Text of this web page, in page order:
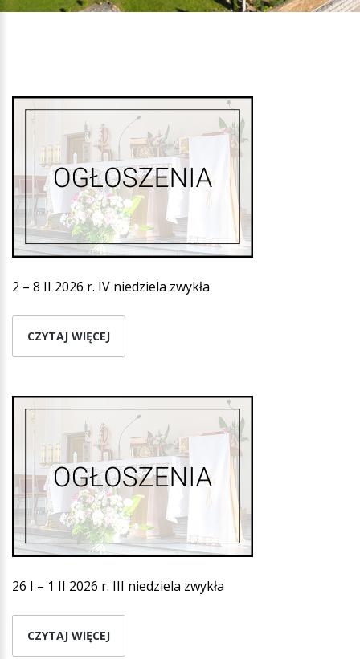
2 – 8 II 2026 r. IV niedziela zwykła
CZYTAJ WIĘCEJ
26 I – 1 II 2026 r. III niedziela zwykła
CZYTAJ WIĘCEJ